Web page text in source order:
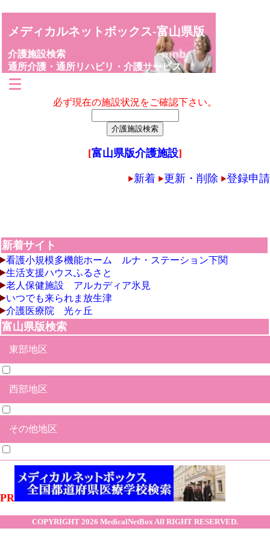
メディカルネットボックス-富山県版
介護施設検索
通所介護・通所リハビリ・介護サービス
必ず現在の施設状況をご確認下さい。
[富山県版介護施設]
新着 更新・削除 登録申請
新着サイト
看護小規模多機能ホーム ルナ・ステーション下関
生活支援ハウスふるさと
老人保健施設 アルカディア氷見
いつでも来られま放生津
介護医療院 光ヶ丘
富山県版検索
東部地区
富山市
魚津市
黒部市
滑川市
中新川郡舟橋村
中新川郡上市町
中新川郡立山町
下新川郡入善町
下新川郡朝日町
西部地区
氷見市
射水市
高岡市
砺波市
小矢部市
南砺市
その他地区
その他合併地区
PR
COPYRIGHT 2026 MedicalNetBoxAll RIGHT RESERVED.